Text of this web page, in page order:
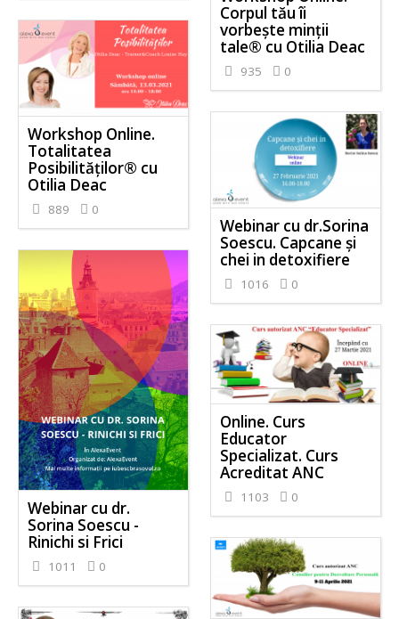
Corpul tău îi
vorbește minții
tale® cu Otilia Deac
935 0
Workshop Online.
Totalitatea
Posibilităților® cu
Otilia Deac
889 0
Webinar cu dr.Sorina
Soescu. Capcane și
chei in detoxifiere
1016 0
Webinar cu dr.
Sorina Soescu -
Rinichi si Frici
1011 0
Online. Curs
Educator
Specializat. Curs
Acreditat ANC
1103 0